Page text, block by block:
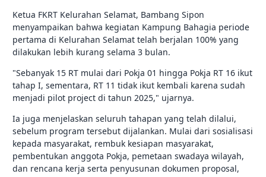
Ketua FKRT Kelurahan Selamat, Bambang Sipon
menyampaikan bahwa kegiatan Kampung Bahagia periode
pertama di Kelurahan Selamat telah berjalan 100% yang
dilakukan lebih kurang selama 3 bulan.
"Sebanyak 15 RT mulai dari Pokja 01 hingga Pokja RT 16 ikut
tahap I, sementara, RT 11 tidak ikut kembali karena sudah
menjadi pilot project di tahun 2025," ujarnya.
Ia juga menjelaskan seluruh tahapan yang telah dilalui,
sebelum program tersebut dijalankan. Mulai dari sosialisasi
kepada masyarakat, rembuk kesiapan masyarakat,
pembentukan anggota Pokja, pemetaan swadaya wilayah,
dan rencana kerja serta penyusunan dokumen proposal,